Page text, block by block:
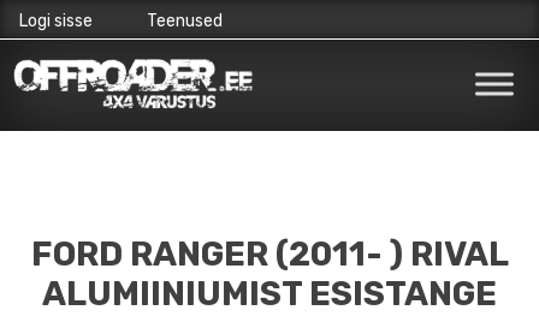
to
Logi sisse Teenused
FORD RANGER (2011- ) RIVAL
ALUMIINIUMIST ESISTANGE